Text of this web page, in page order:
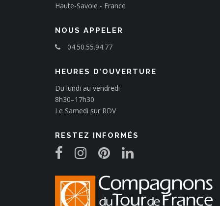
Haute-Savoie - France
NOUS APPELER
04.50.55.94.77
HEURES D’OUVERTURE
Du lundi au vendredi
8h30–17h30
Le Samedi sur RDV
RESTEZ INFORMÉS